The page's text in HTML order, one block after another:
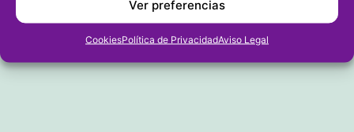
Ver preferencias
CookiesPolítica de PrivacidadAviso Legal